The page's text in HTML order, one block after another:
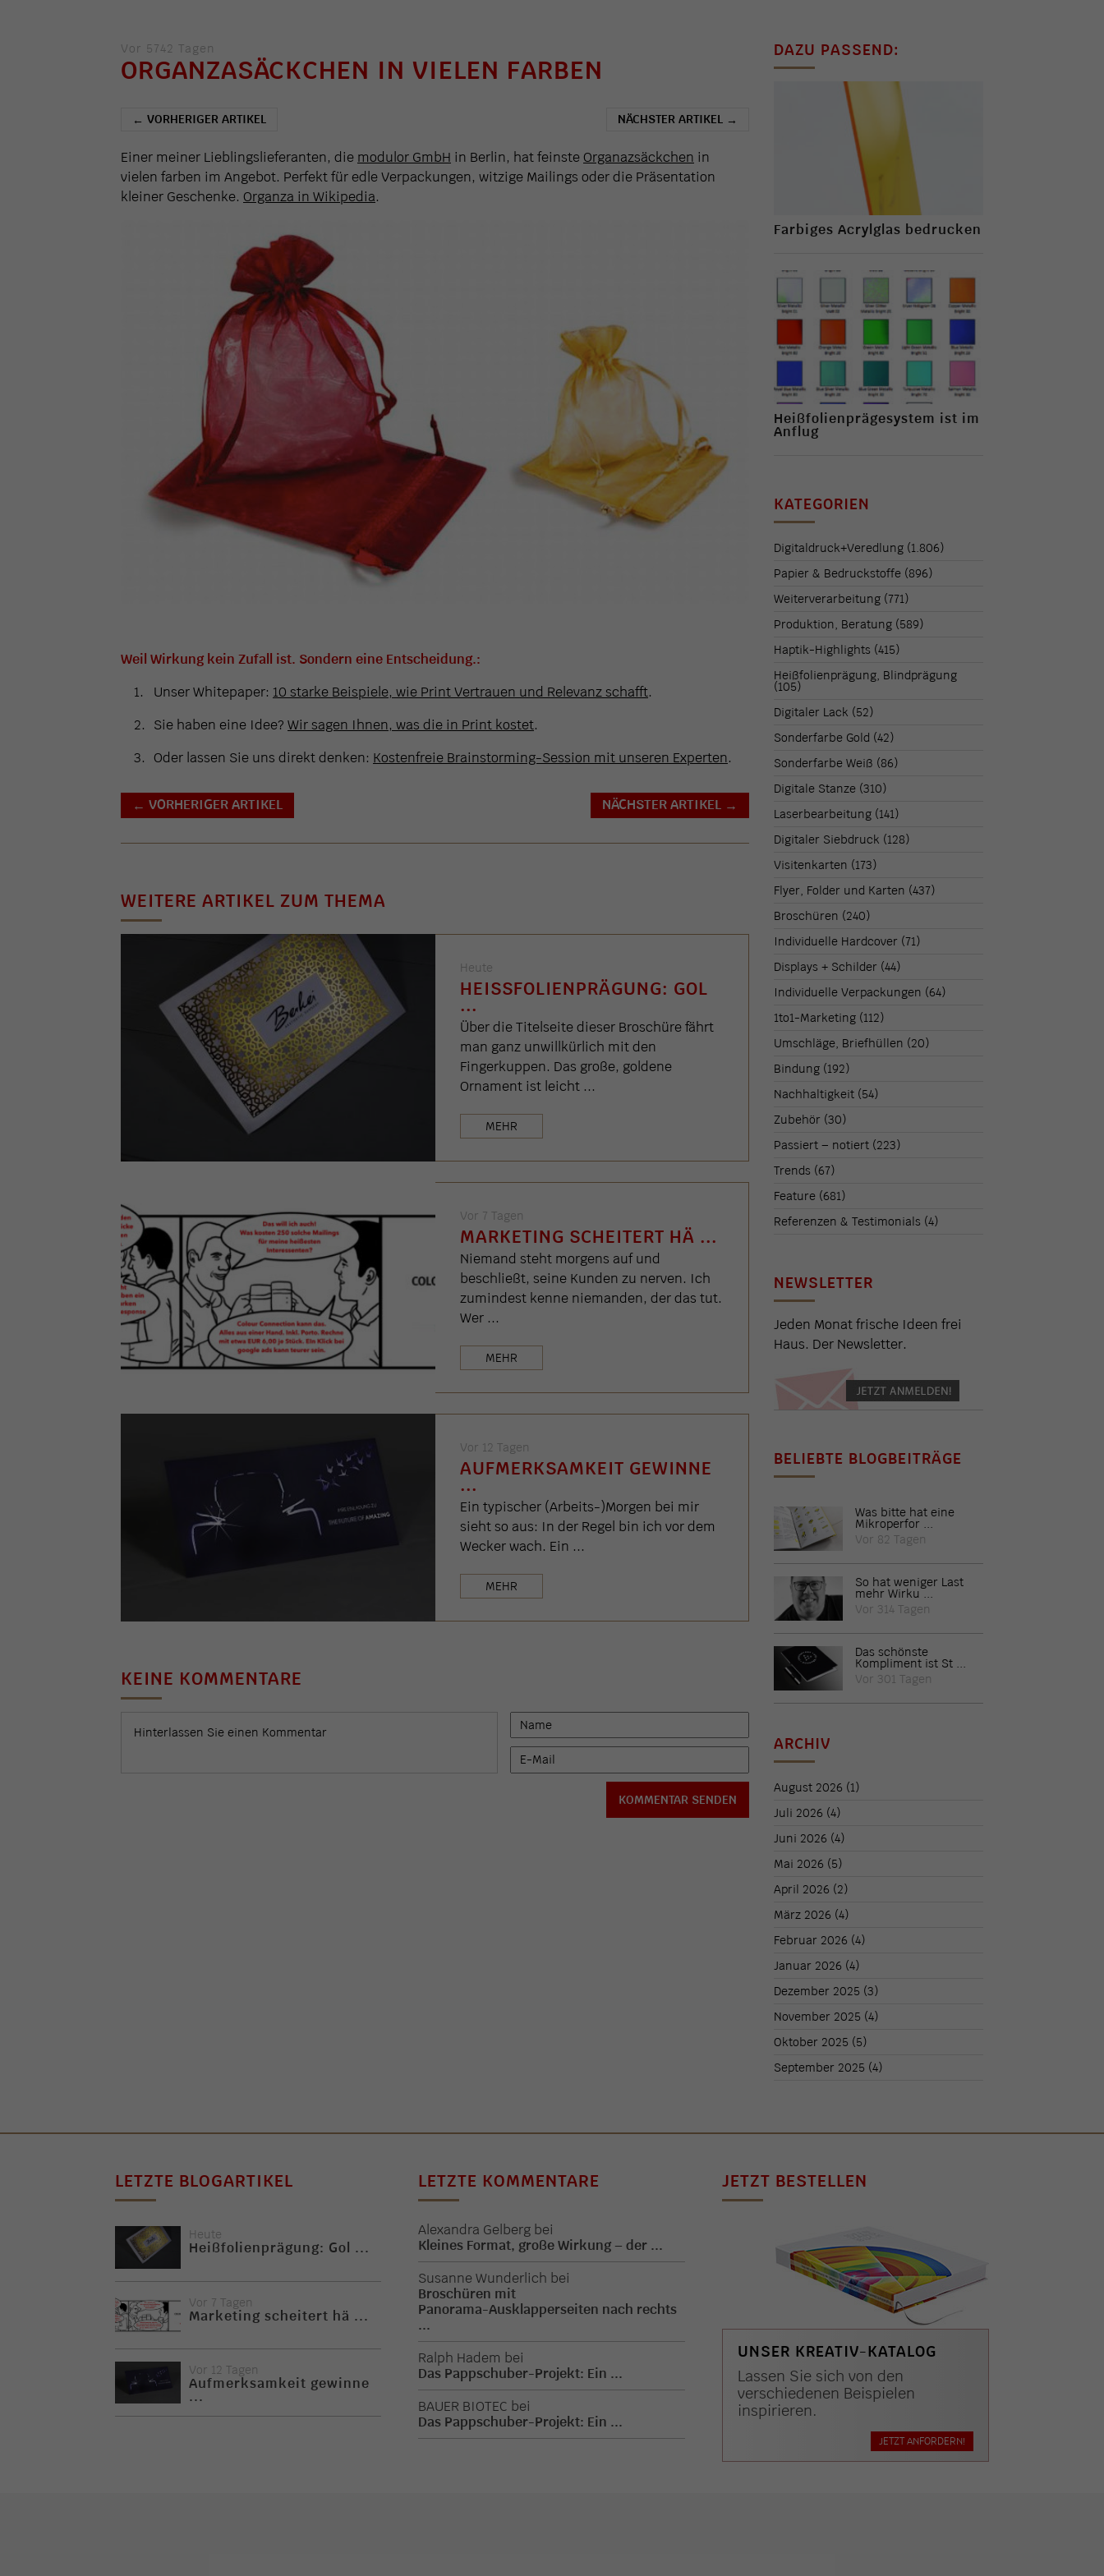
Vor 5742 Tagen
ORGANZASÄCKCHEN IN VIELEN FARBEN
← VORHERIGER ARTIKEL NÄCHSTER ARTIKEL →
Einer meiner Lieblingslieferanten, die modulor GmbH in Berlin, hat feinste Organazsäckchen in
vielen farben im Angebot. Perfekt für edle Verpackungen, witzige Mailings oder die Präsentation
kleiner Geschenke. Organza in Wikipedia.
Weil Wirkung kein Zufall ist. Sondern eine Entscheidung.:
Unser Whitepaper: 10 starke Beispiele, wie Print Vertrauen und Relevanz schafft.
Sie haben eine Idee? Wir sagen Ihnen, was die in Print kostet.
Oder lassen Sie uns direkt denken: Kostenfreie Brainstorming-Session mit unseren Experten.
← VORHERIGER ARTIKEL NÄCHSTER ARTIKEL →
WEITERE ARTIKEL ZUM THEMA
Heute
HEISSFOLIENPRÄGUNG: GOL .
..
Über die Titelseite dieser Broschüre fährt
man ganz unwillkürlich mit den
Fingerkuppen. Das große, goldene
Ornament ist leicht ...
MEHR
Vor 7 Tagen
MARKETING SCHEITERT HÄ ...
Niemand steht morgens auf und
beschließt, seine Kunden zu nerven. Ich
zumindest kenne niemanden, der das tut.
Wer ...
MEHR
Vor 12 Tagen
AUFMERKSAMKEIT GEWINNE
...
Ein typischer (Arbeits-)Morgen bei mir
sieht so aus: In der Regel bin ich vor dem
Wecker wach. Ein ...
MEHR
KEINE KOMMENTARE
DAZU PASSEND:
Farbiges Acrylglas bedrucken
Heißfolienprägesystem ist im
Anflug
KATEGORIEN
Digitaldruck+Veredlung (1.806)
Papier & Bedruckstoffe (896)
Weiterverarbeitung (771)
Produktion, Beratung (589)
Haptik-Highlights (415)
Heißfolienprägung, Blindprägung
(105)
Digitaler Lack (52)
Sonderfarbe Gold (42)
Sonderfarbe Weiß (86)
Digitale Stanze (310)
Laserbearbeitung (141)
Digitaler Siebdruck (128)
Visitenkarten (173)
Flyer, Folder und Karten (437)
Broschüren (240)
Individuelle Hardcover (71)
Displays + Schilder (44)
Individuelle Verpackungen (64)
1to1-Marketing (112)
Umschläge, Briefhüllen (20)
Bindung (192)
Nachhaltigkeit (54)
Zubehör (30)
Passiert – notiert (223)
Trends (67)
Feature (681)
Referenzen & Testimonials (4)
NEWSLETTER
Jeden Monat frische Ideen frei
Haus. Der Newsletter.
BELIEBTE BLOGBEITRÄGE
Was bitte hat eine
Mikroperfor ...
Vor 82 Tagen
So hat weniger Last
mehr Wirku ...
Vor 314 Tagen
Das schönste
Kompliment ist St ...
Vor 301 Tagen
ARCHIV
August 2026 (1)
Juli 2026 (4)
Juni 2026 (4)
Mai 2026 (5)
April 2026 (2)
März 2026 (4)
Februar 2026 (4)
Januar 2026 (4)
Dezember 2025 (3)
November 2025 (4)
Oktober 2025 (5)
September 2025 (4)
LETZTE BLOGARTIKEL
Heute
Heißfolienprägung: Gol ...
Vor 7 Tagen
Marketing scheitert hä ...
Vor 12 Tagen
Aufmerksamkeit gewinne
...
LETZTE KOMMENTARE
Alexandra Gelberg bei
Kleines Format, große Wirkung – der ...
Susanne Wunderlich bei
Broschüren mit
Panorama-Ausklapperseiten nach rechts
...
Ralph Hadem bei
Das Pappschuber-Projekt: Ein ...
BAUER BIOTEC bei
Das Pappschuber-Projekt: Ein ...
JETZT BESTELLEN
UNSER KREATIV-KATALOG
Lassen Sie sich von den
verschiedenen Beispielen
inspirieren.
JETZT ANFORDERN!